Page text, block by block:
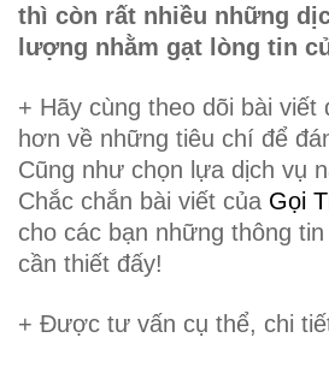
thì còn rất nhiều những
lượng nhằm gạt lòng tin
+ Hãy cùng theo dõi bài viết
hơn về những tiêu chí để
Cũng như chọn lựa dịch vụ
Chắc chắn bài viết của Gọi
cho các bạn những thông
cần thiết đấy!
+ Được tư vấn cụ thể, chi